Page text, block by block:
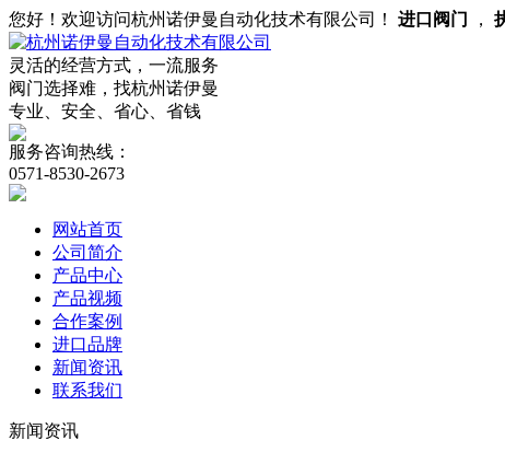
您好！欢迎访问杭州诺伊曼自动化技术有限公司！ 进口阀门 ，
灵活的经营方式，一流服务
阀门选择难，找杭州诺伊曼
专业、安全、省心、省钱
服务咨询热线：
0571-8530-2673
网站首页
公司简介
产品中心
产品视频
合作案例
进口品牌
新闻资讯
联系我们
新闻资讯